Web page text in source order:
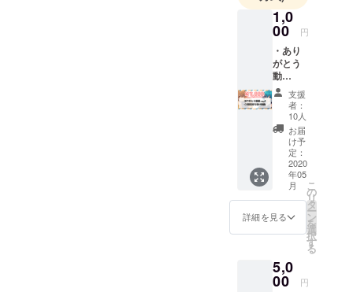
1,0
00 円
・あり
がとう
動
画.mp4
・CF限
定待ち
受け画
支援
者：
10人
お届
け予
定：
2020
年05
月
詳細を見る
こ
の
リ
タ
ー
ン
を
選
択
す
る
5,0
00 円